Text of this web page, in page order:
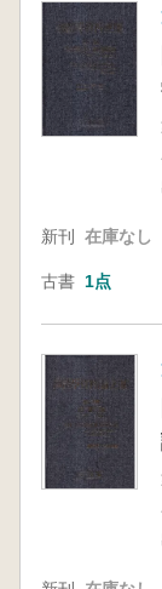
新刊 在庫なし
古書 1点